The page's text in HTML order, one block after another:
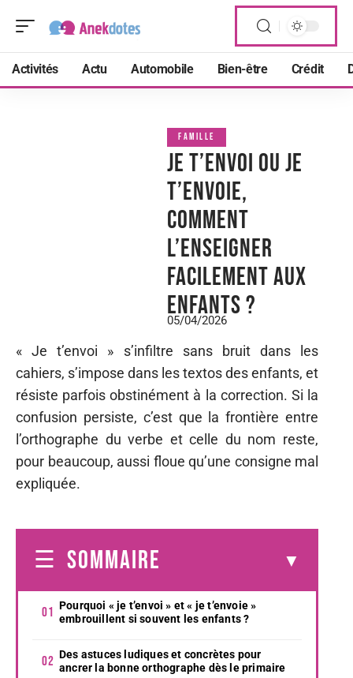
Activités Actu Automobile Bien-être Crédit
FAMILLE
Je t’envoi ou Je
t’envoie,
comment
l’enseigner
facilement aux
enfants ?
05/04/2026
« Je t’envoi » s’infiltre sans bruit dans les
cahiers, s’impose dans les textos des enfants, et
résiste parfois obstinément à la correction. Si la
confusion persiste, c’est que la frontière entre
l’orthographe du verbe et celle du nom reste,
pour beaucoup, aussi floue qu’une consigne mal
expliquée.
SOMMAIRE
Pourquoi « je t’envoi » et « je t’envoie »
embrouillent si souvent les enfants ?
Des astuces ludiques et concrètes pour
ancrer la bonne orthographe dès le primaire